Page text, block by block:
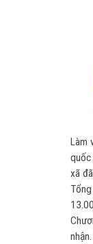
Làm
xã